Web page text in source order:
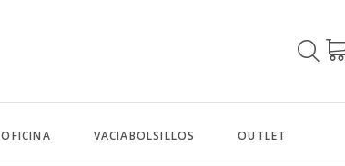
OFICINA VACIABOLSILLOS OUTLET